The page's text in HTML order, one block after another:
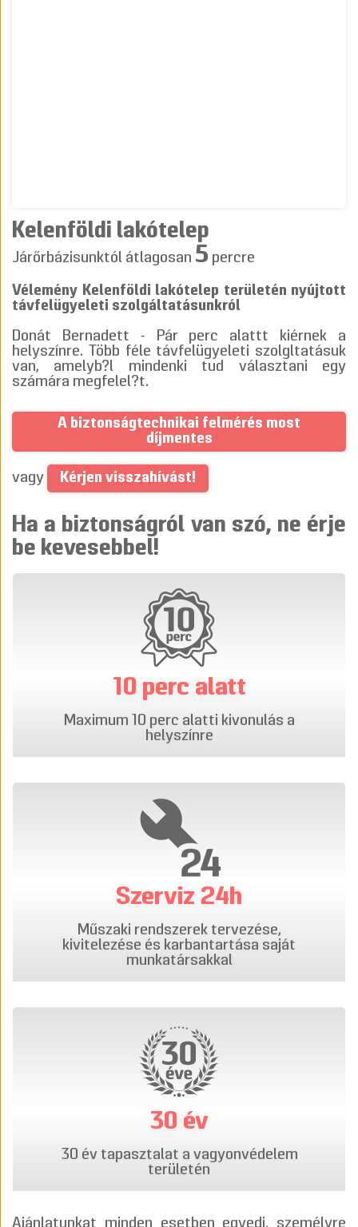
Kelenföldi lakótelep
Járőrbázisunktól átlagosan 5 percre
Vélemény Kelenföldi lakótelep területén nyújtott
távfelügyeleti szolgáltatásunkról
Donát Bernadett - Pár perc alattt kiérnek a
helyszínre. Több féle távfelügyeleti szolgltatásuk
van, amelyb?l mindenki tud választani egy
számára megfelel?t.
A biztonságtechnikai felmérés most
díjmentes
vagy Kérjen visszahívást!
Ha a biztonságról van szó, ne érje
be kevesebbel!
10 perc alatt
Maximum 10 perc alatti kivonulás a
helyszínre
Szerviz 24h
Műszaki rendszerek tervezése,
kivitelezése és karbantartása saját
munkatársakkal
30 év
30 év tapasztalat a vagyonvédelem
területén